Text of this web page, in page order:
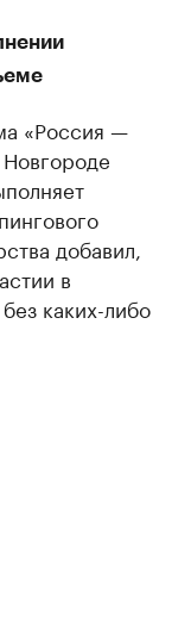
«Россия —
добавил,
в
каких-либо